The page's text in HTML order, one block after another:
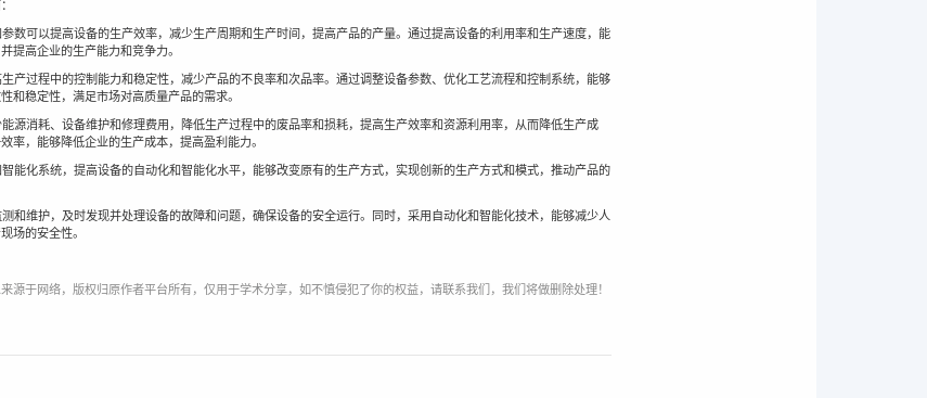
数可以提高设备的生产效率，减少生产周期和生产时间，提高产品的产量。通过提高设备的利用率和生产速度，能
提高企业的生产能力和竞争力。
产过程中的控制能力和稳定性，减少产品的不良率和次品率。通过调整设备参数、优化工艺流程和控制系统，能够
和稳定性，满足市场对高质量产品的需求。
源消耗、设备维护和修理费用，降低生产过程中的废品率和损耗，提高生产效率和资源利用率，从而降低生产成
率，能够降低企业的生产成本，提高盈利能力。
能化系统，提高设备的自动化和智能化水平，能够改变原有的生产方式，实现创新的生产方式和模式，推动产品的
和维护，及时发现并处理设备的故障和问题，确保设备的安全运行。同时，采用自动化和智能化技术，能够减少人
场的安全性。
源于网络，版权归原作者平台所有，仅用于学术分享，如不慎侵犯了你的权益，请联系我们，我们将做删除处理！